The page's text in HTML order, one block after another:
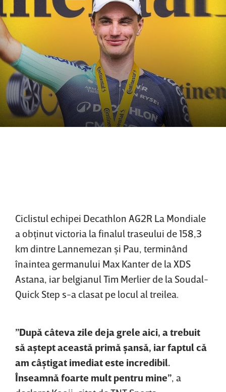
Ciclistul echipei Decathlon AG2R La ‌Mondiale
a obţinut victoria la finalul traseului de 158,3
km dintre Lannemezan şi Pau, terminând
înaintea germanului Max Kanter de la XDS
Astana, iar belgianul Tim Merlier de la Soudal-
Quick Step s-a clasat pe locul al treilea.
”După câteva zile deja grele aici, a trebuit
să aştept această primă şansă, iar faptul că
am câştigat imediat este incredibil.
Înseamnă foarte mult pentru mine”, a